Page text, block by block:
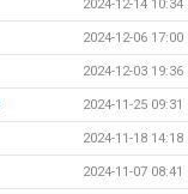
2024-12-14 10:34
2024-12-06 17:00
2024-12-03 19:36
2024-11-25 09:31
2024-11-18 14:18
2024-11-07 08:41